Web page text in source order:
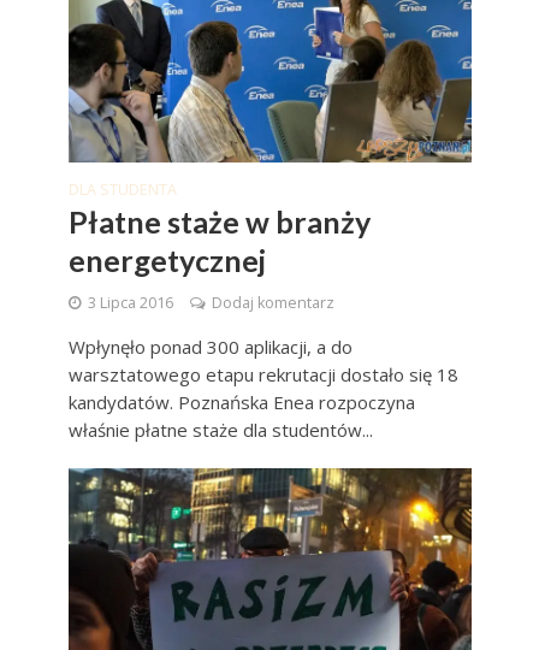
DLA STUDENTA
Płatne staże w branży
energetycznej
3 Lipca 2016 Dodaj komentarz
Wpłynęło ponad 300 aplikacji, a do
warsztatowego etapu rekrutacji dostało się 18
kandydatów. Poznańska Enea rozpoczyna
właśnie płatne staże dla studentów...